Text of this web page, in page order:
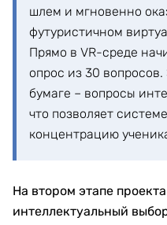
шлем и мгновенно
футуристичном
Прямо в VR-среде
опрос из 30
бумаге – вопросы
что позволяет
концентрацию
На втором этапе
интеллектуальный